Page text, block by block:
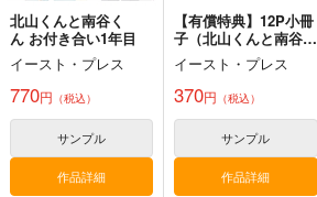
東方Project
サンプル
東方Project
サンプル
北山くんと南谷く
ん お付き合い1年目
イースト・プレス
770円 （税込）
サンプル
作品詳細
【有償特典】12P小冊
子（北山くんと南谷く
ん −お付き合い1年目
−）
イースト・プレス
370円 （税込）
サンプル
作品詳細